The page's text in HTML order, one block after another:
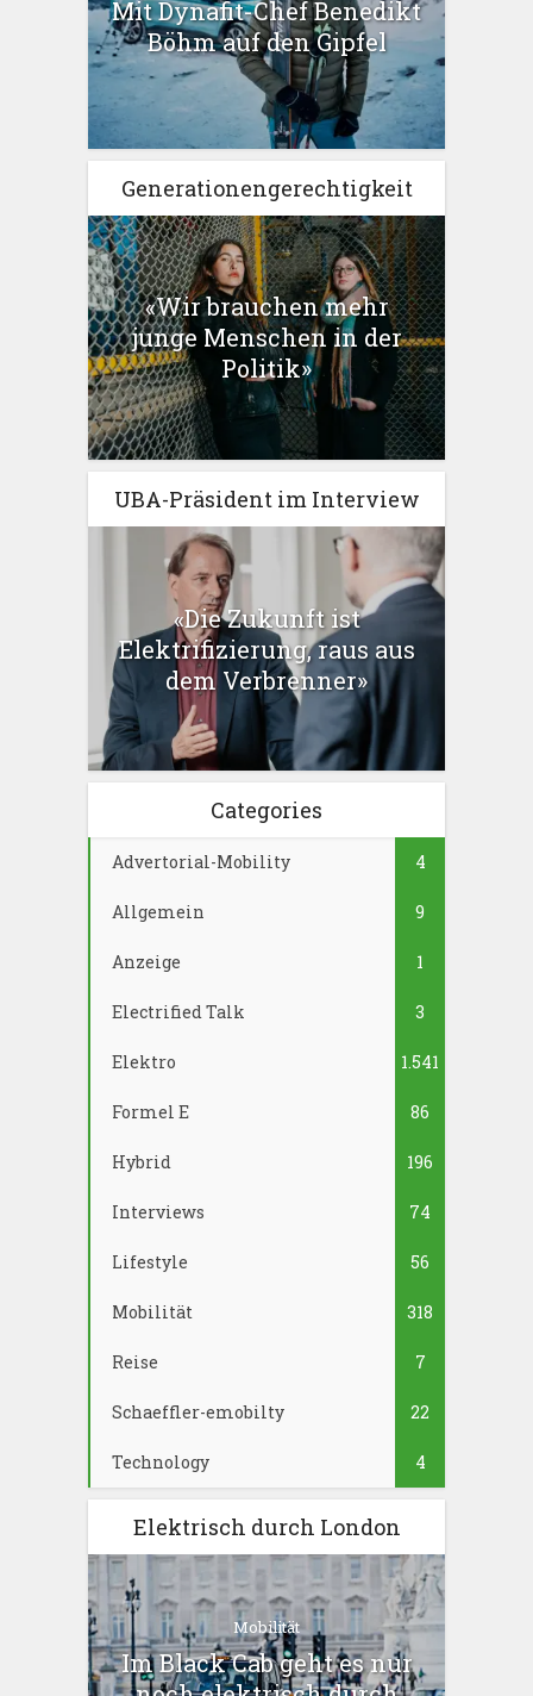
Mit Dynafit-Chef Benedikt
Böhm auf den Gipfel
Generationengerechtigkeit
«Wir brauchen mehr
junge Menschen in der
Politik»
UBA-Präsident im Interview
«Die Zukunft ist
Elektrifizierung, raus aus
dem Verbrenner»
Categories
Advertorial-Mobility 4
Allgemein 9
Anzeige 1
Electrified Talk 3
Elektro 1.541
Formel E 86
Hybrid 196
Interviews 74
Lifestyle 56
Mobilität 318
Reise 7
Schaeffler-emobilty 22
Technology 4
Elektrisch durch London
Mobilität
Im Black Cab geht es nur